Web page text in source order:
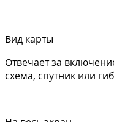
Вид карты
Отвечает за
схема, спутник или